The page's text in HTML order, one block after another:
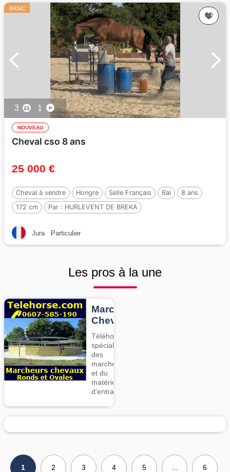
BASIC
3 1
NOUVEAU
Cheval cso 8 ans
25 000 €
Cheval à vendre Hongre Selle Français Bai
8 ans
172 cm
Par : HURLEVENT DE BREKA
Jura Particulier
Les pros à la une
Marcheurs
Chevaux
Téléhorse,
spécialiste
des
marcheurs
et du
matériel
d’entrainement
1 2 3 4 5 6